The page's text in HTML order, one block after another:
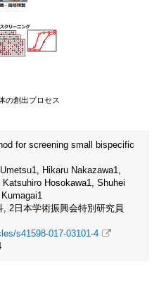
の創出プロセス
for screening small bispecific
Hikaru Nakazawa1,
Hosokawa1, Shuhei
2日本学術振興会特別研究員
s41598-017-03101-4